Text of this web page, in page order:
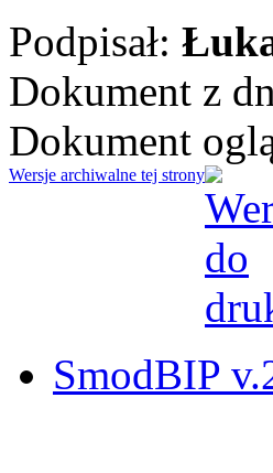
Podpisał:
Dokument z
Dokument
Wersje archiwalne tej strony
SmodBIP